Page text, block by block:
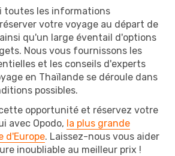
toutes les informations
votre voyage au départ de
qu'un large éventail d'options
Nous vous fournissons les
et les conseils d'experts
en Thaïlande se déroule dans
possibles.
opportunité et réservez votre
avec Opodo, la plus grande
d'Europe. Laissez-nous vous aider
inoubliable au meilleur prix !